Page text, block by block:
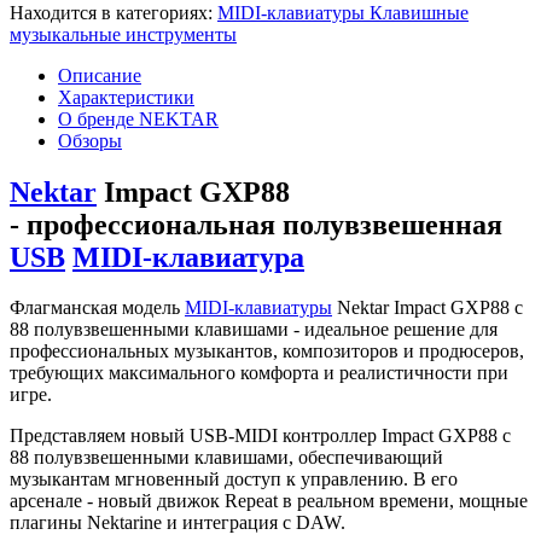
Находится в категориях: MIDI-клавиатуры Клавишные
музыкальные инструменты
Описание
Характеристики
О бренде NEKTAR
Обзоры
Nektar Impact GXP88
- профессиональная полувзвешенная
USB MIDI-клавиатура
Флагманская модель MIDI-клавиатуры Nektar Impact GXP88 с
88 полувзвешенными клавишами - идеальное решение для
профессиональных музыкантов, композиторов и продюсеров,
требующих максимального комфорта и реалистичности при
игре.
Представляем новый USB-MIDI контроллер Impact GXP88 с
88 полувзвешенными клавишами, обеспечивающий
музыкантам мгновенный доступ к управлению. В его
арсенале - новый движок Repeat в реальном времени, мощные
плагины Nektarine и интеграция с DAW.